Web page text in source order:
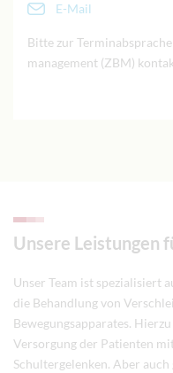
E-Mail
Bitte zur
management (ZBM)
Unsere Leistungen
Unser Team ist spezialisiert
die Behandlung von
Bewegungsapparates.
Versorgung der Patienten
Schultergelenken. Aber